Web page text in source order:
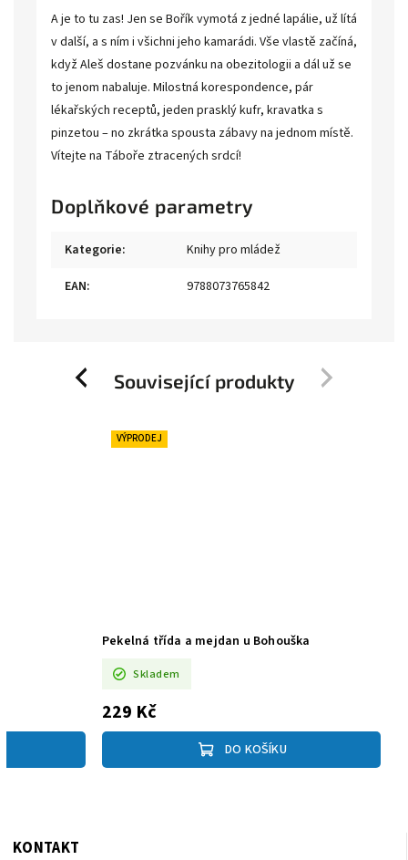
A je to tu zas! Jen se Bořík vymotá z jedné lapálie, už lítá
v další, a s ním i všichni jeho kamarádi. Vše vlastě začíná,
když Aleš dostane pozvánku na obezitologii a dál už se
to jenom nabaluje. Milostná korespondence, pár
lékařských receptů, jeden prasklý kufr, kravatka s
pinzetou – no zkrátka spousta zábavy na jednom místě.
Vítejte na Táboře ztracených srdcí!
Doplňkové parametry
Kategorie:
Knihy pro mládež
EAN: 9788073765842
Související produkty
Previous
VÝPRODEJ
Pekelná třída a mejdan u Bohouška
Skladem
229 Kč
DO KOŠÍKU
Next
KONTAKT